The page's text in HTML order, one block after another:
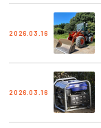
2026.03.16
2026.03.16